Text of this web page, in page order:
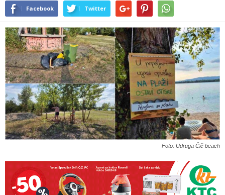
Facebook Twitter
Foto: Udruga Čič beach